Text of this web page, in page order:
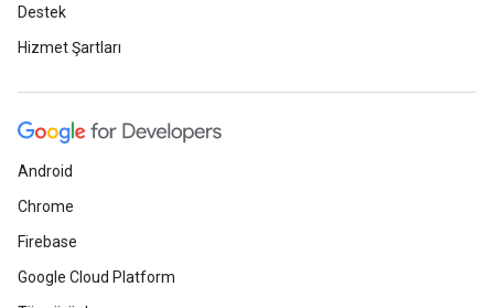
Destek
Hizmet Şartları
Android
Chrome
Firebase
Google Cloud Platform